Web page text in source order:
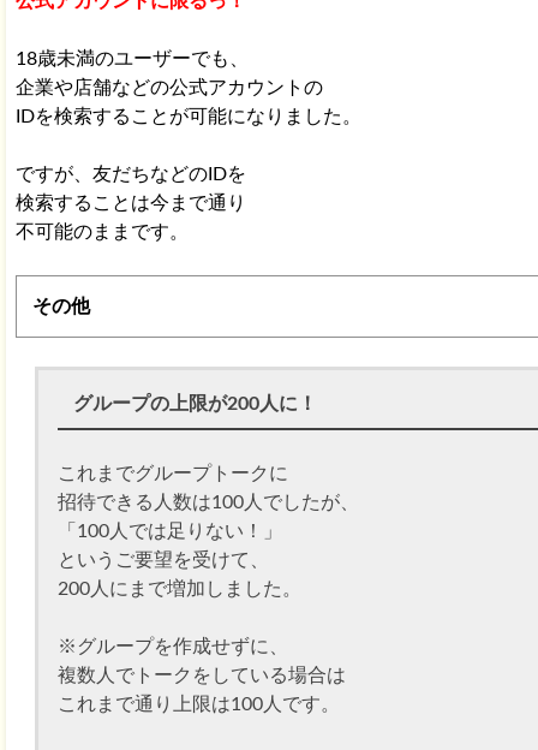
18歳未満のユーザーでも、
企業や店舗などの公式アカウントの
IDを検索することが可能になりました。
ですが、友だちなどのIDを
検索することは今まで通り
不可能のままです。
その他
グループの上限が200人に！
これまでグループトークに
招待できる人数は100人でしたが、
「100人では足りない！」
というご要望を受けて、
200人にまで増加しました。
※グループを作成せずに、
複数人でトークをしている場合は
これまで通り上限は100人です。